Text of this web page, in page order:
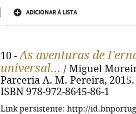
ADICIONAR À LISTA
10 -As aventuras de
universal... / Miguel
Parceria A. M. Pereira,
ISBN 978-972-8645-86-1
Link persistente: http://